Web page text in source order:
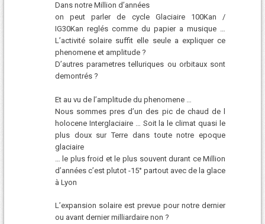
Dans notre Million d’années
on peut parler de cycle Glaciaire 100Kan /
IG30Kan reglés comme du papier a musique …
L’activité solaire suffit elle seule a expliquer ce
phenomene et amplitude ?
D’autres parametres telluriques ou orbitaux sont
demontrés ?
Et au vu de l’amplitude du phenomene …
Nous sommes pres d’un des pic de chaud de l
holocene Interglaciaire … Soit la le climat quasi le
plus doux sur Terre dans toute notre epoque
glaciaire
… le plus froid et le plus souvent durant ce Million
d’années c’est plutot -15° partout avec de la glace
à Lyon
L’expansion solaire est prevue pour notre dernier
ou avant dernier milliardaire non ?